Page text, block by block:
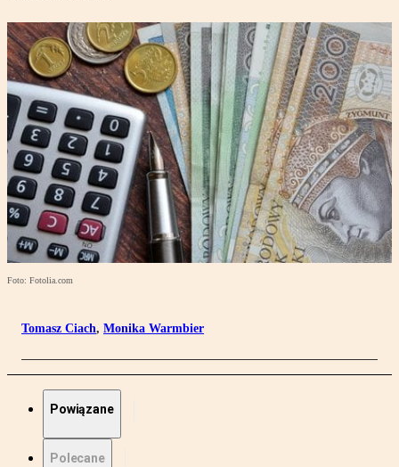
Foto: Fotolia.com
Tomasz Ciach, Monika Warmbier
Powiązane
Polecane